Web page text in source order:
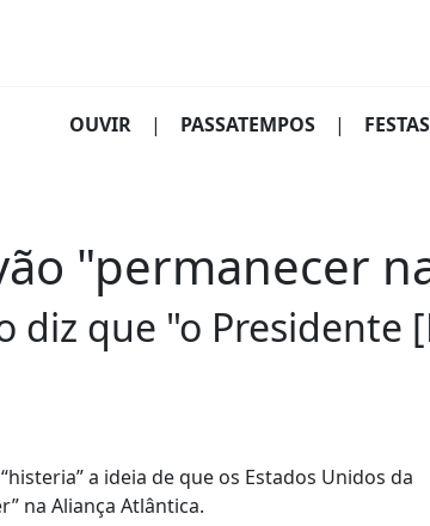
OUVIR (CURRENT)
| PASSATEMPOS |
"permanecer
diz que "o Presidente
a ideia de que os Estados Unidos da
na Aliança Atlântica.